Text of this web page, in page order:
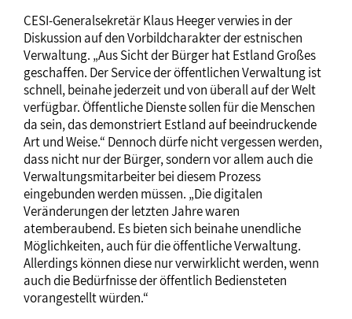
CESI-Generalsekretär Klaus Heeger verwies in der
Diskussion auf den Vorbildcharakter der estnischen
Verwaltung. „Aus Sicht der Bürger hat Estland Großes
geschaffen. Der Service der öffentlichen Verwaltung ist
schnell, beinahe jederzeit und von überall auf der Welt
verfügbar. Öffentliche Dienste sollen für die Menschen
da sein, das demonstriert Estland auf beeindruckende
Art und Weise.“ Dennoch dürfe nicht vergessen werden,
dass nicht nur der Bürger, sondern vor allem auch die
Verwaltungsmitarbeiter bei diesem Prozess
eingebunden werden müssen. „Die digitalen
Veränderungen der letzten Jahre waren
atemberaubend. Es bieten sich beinahe unendliche
Möglichkeiten, auch für die öffentliche Verwaltung.
Allerdings können diese nur verwirklicht werden, wenn
auch die Bedürfnisse der öffentlich Bediensteten
vorangestellt würden.“